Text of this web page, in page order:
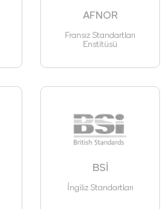
AFNOR
Fransız Standartları
Enstitüsü
BSİ
İngiliz Standartları